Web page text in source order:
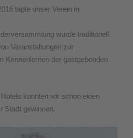
tagte unser Verein in
wurde traditionell
Veranstaltungen zur
Kennenlernen der gastgebenden
konnten wir schon einen
Stadt gewinnen.